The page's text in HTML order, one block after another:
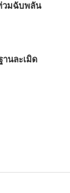
วมฉับพลัน
นละเมิด